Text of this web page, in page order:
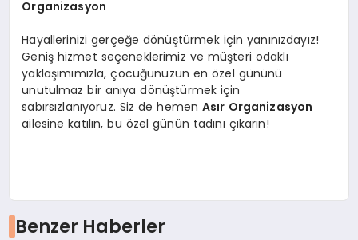
Organizasyon
Hayallerinizi gerçeğe dönüştürmek için yanınızdayız!
Geniş hizmet seçeneklerimiz ve müşteri odaklı
yaklaşımımızla, çocuğunuzun en özel gününü
unutulmaz bir anıya dönüştürmek için
sabırsızlanıyoruz. Siz de hemenAsır Organizasyon
ailesine katılın, bu özel günün tadını çıkarın!
Benzer Haberler